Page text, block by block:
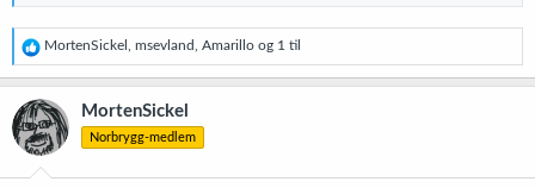
R
e
a
k
s
j
o
MortenSickel msevland Amarillo og 1 til
MortenSickel
Norbrygg-medlem